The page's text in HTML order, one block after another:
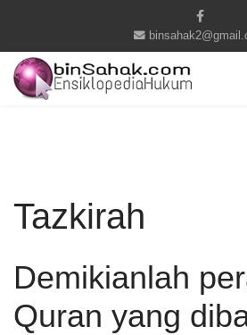
Tazkirah
Demikianlah
Quran yang